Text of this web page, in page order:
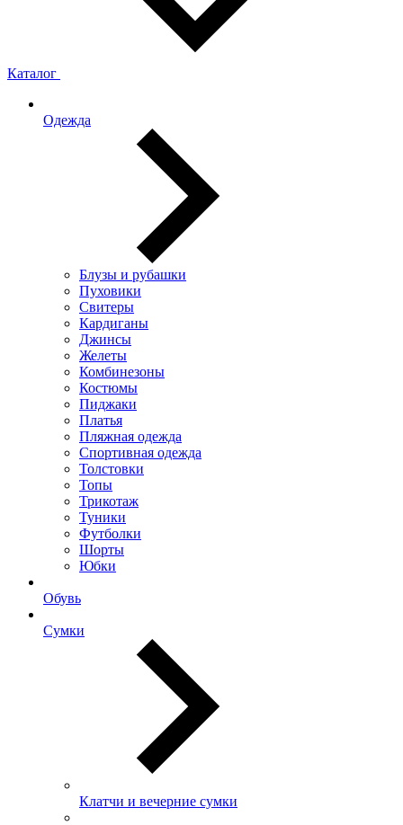
Каталог
Одежда
Блузы и рубашки
Пуховики
Свитеры
Кардиганы
Джинсы
Желеты
Комбинезоны
Костюмы
Пиджаки
Платья
Пляжная одежда
Спортивная одежда
Толстовки
Топы
Трикотаж
Туники
Футболки
Шорты
Юбки
Обувь
Сумки
Клатчи и вечерние сумки